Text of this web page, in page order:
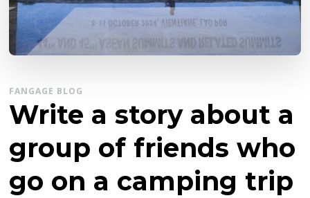
FANGAGE BLOG
Write a story about a
group of friends who
go on a camping trip